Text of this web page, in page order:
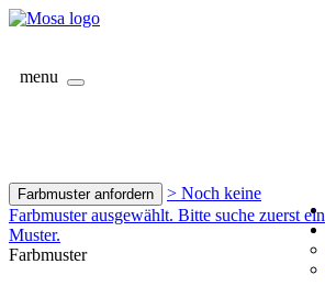
menu
Farbmuster anfordern
> Noch keine
Farbmuster ausgewählt. Bitte suche zuerst ein
Muster.
Farbmuster